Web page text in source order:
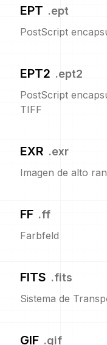
EPT .ept
PostScript
EPT2 .ept2
PostScript
TIFF
EXR .exr
Imagen de alto
FF .ff
Farbfeld
FITS .fits
Sistema de
GIF .gif